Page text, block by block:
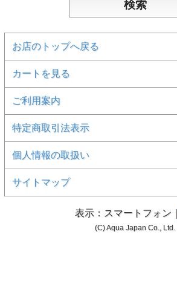
お店のトップへ戻る
カートを見る
ご利用案内
特定商取引法表示
個人情報の取扱い
サイトマップ
表示：スマートフォン｜
(C) Aqua Japan Co., Ltd.